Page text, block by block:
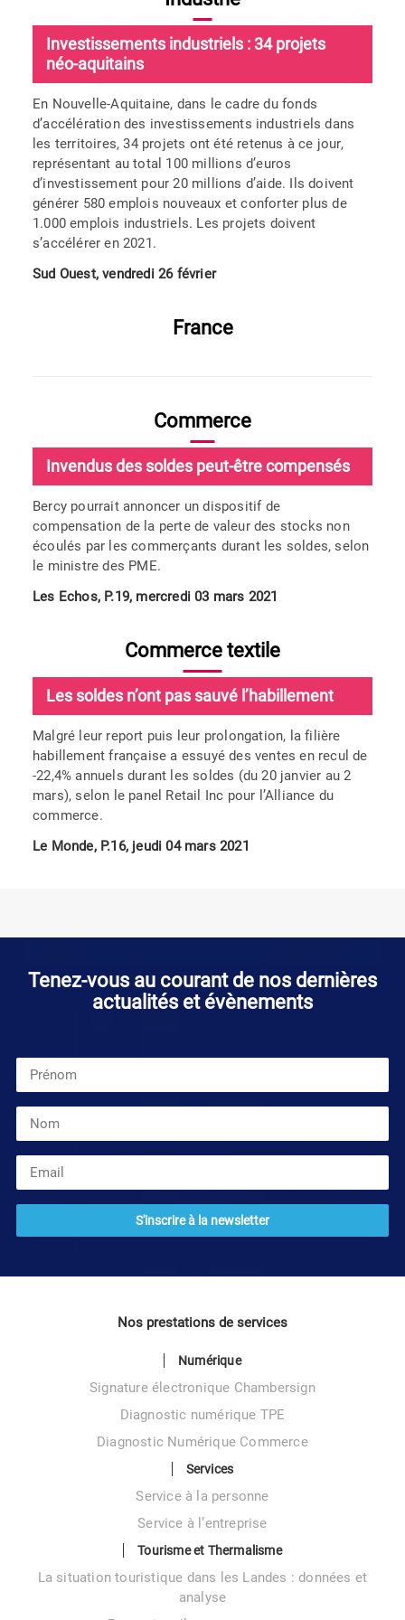
Investissements industriels : 34 projets
néo-aquitains
En Nouvelle-Aquitaine, dans le cadre du fonds
d’accélération des investissements industriels dans
les territoires, 34 projets ont été retenus à ce jour,
représentant au total 100 millions d’euros
d’investissement pour 20 millions d’aide. Ils doivent
générer 580 emplois nouveaux et conforter plus de
1.000 emplois industriels. Les projets doivent
s’accélérer en 2021.
Sud Ouest, vendredi 26 février
France
Commerce
Invendus des soldes peut-être compensés
Bercy pourrait annoncer un dispositif de
compensation de la perte de valeur des stocks non
écoulés par les commerçants durant les soldes, selon
le ministre des PME.
Les Echos, P.19, mercredi 03 mars 2021
Commerce textile
Les soldes n’ont pas sauvé l’habillement
Malgré leur report puis leur prolongation, la filière
habillement française a essuyé des ventes en recul de
-22,4% annuels durant les soldes (du 20 janvier au 2
mars), selon le panel Retail Inc pour l’Alliance du
commerce.
Le Monde, P.16, jeudi 04 mars 2021
Tenez-vous au courant de nos dernières
actualités et évènements
Nos prestations de services
Numérique
Signature électronique Chambersign
Diagnostic numérique TPE
Diagnostic Numérique Commerce
Services
Service à la personne
Service à l’entreprise
Tourisme et Thermalisme
La situation touristique dans les Landes : données et
analyse